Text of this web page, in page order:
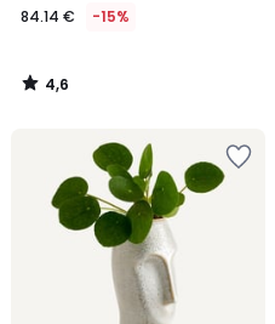
84.14 € -15%
4,6
/